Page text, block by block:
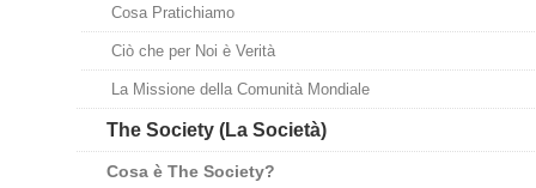
Cosa Pratichiamo
Ciò che per Noi è Verità
La Missione della Comunità Mondiale
The Society (La Società)
Cosa è The Society?